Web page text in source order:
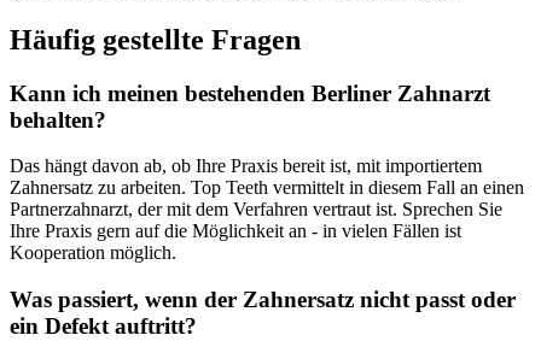
Häufig gestellte Fragen
Kann ich meinen bestehenden Berliner Zahnarzt
behalten?
Das hängt davon ab, ob Ihre Praxis bereit ist, mit importiertem
Zahnersatz zu arbeiten. Top Teeth vermittelt in diesem Fall an einen
Partnerzahnarzt, der mit dem Verfahren vertraut ist. Sprechen Sie
Ihre Praxis gern auf die Möglichkeit an - in vielen Fällen ist
Kooperation möglich.
Was passiert, wenn der Zahnersatz nicht passt oder
ein Defekt auftritt?